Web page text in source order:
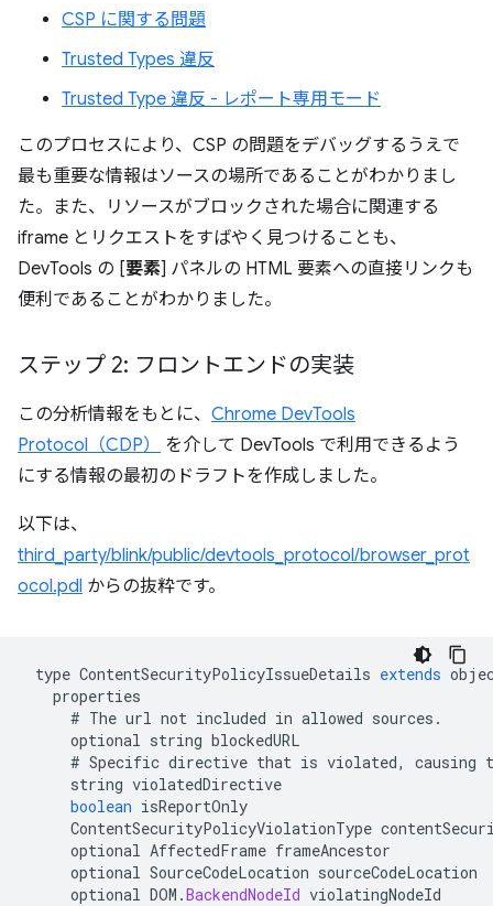
CSP に関する問題
Trusted Types 違反
Trusted Type 違反 - レポート専用モード
このプロセスにより、CSP の問題をデバッグするうえで
最も重要な情報はソースの場所であることがわかりまし
た。また、リソースがブロックされた場合に関連する
iframe とリクエストをすばやく見つけることも、
DevTools の [要素] パネルの HTML 要素への直接リンクも
便利であることがわかりました。
ステップ 2: フロントエンドの実装
この分析情報をもとに、 Chrome DevTools
Protocol（CDP）
を介して DevTools で利用できるよう
にする情報の最初のドラフトを作成しました。
以下は、
third_party/blink/public/devtools_protocol/browser_prot
ocol.pdl からの抜粋です。
type ContentSecurityPolicyIssueDetails extends
properties
# The url not included in allowed sources .
optional string blockedURL
# Specific directive that is violated, causing
string violatedDirective
boolean isReportOnly
ContentSecurityPolicyViolationType
optional AffectedFrame frameAncestor
optional SourceCodeLocation sourceCodeLocation
optional DOM .BackendNodeId violatingNodeId